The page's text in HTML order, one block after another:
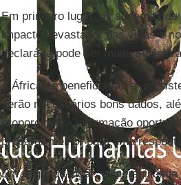
Em primeiro lugar, os sistemas
impacto devastador nas vidas e
declará-la pode ser muito
A África se beneficiaria de um
serão necessários bons dados,
proporcionará informação
preparar melhor para uma
Em segundo lugar,